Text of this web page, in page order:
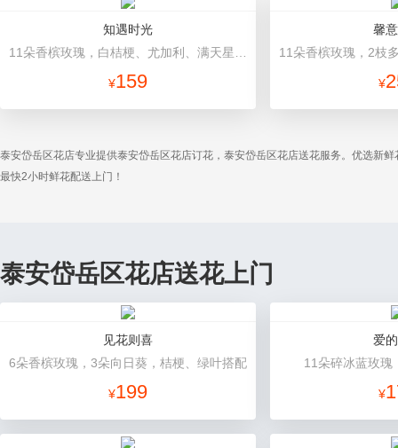
知遇时光
¥159
馨
¥
泰安岱岳区花店专业提供泰安岱岳区花店订花，泰安岱岳区花店送花服务。优选新
最快2小时鲜花配送上门！
泰安岱岳区花店送花上门
见花则喜
6朵香槟玫瑰，3朵向日葵，桔梗、绿叶搭配
¥199
爱
11朵碎冰蓝玫瑰
¥